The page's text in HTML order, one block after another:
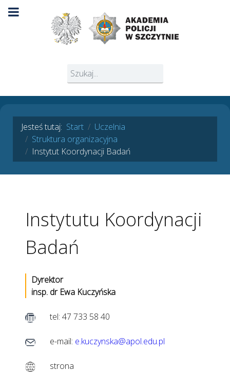
Jesteś tutaj: Start
Uczelnia
Struktura organizacyjna
Instytut Koordynacji Badań
Instytutu Koordynacji
Badań
Dyrektor
insp. dr Ewa Kuczyńska
tel: 47 733 58 40
e-mail: e.kuczynska@apol.edu.pl
strona